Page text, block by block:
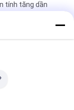
tính tăng dần
hóa tỷ lệ tuyến
máy mài Cnc Máy